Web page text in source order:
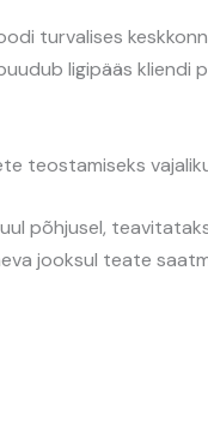
turvalises
ligipääs
teostamiseks
põhjusel,
jooksul teate